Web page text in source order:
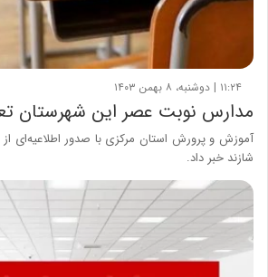
۱۱:۲۴ | دوشنبه، ۸ بهمن ۱۴۰۳
مدارس نوبت عصر این شهرستان
آموزش و پرورش استان مرکزی با صدور اطلاعیه‌ای
شازند خبر داد.